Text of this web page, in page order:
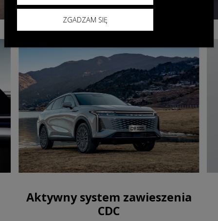
Aktywny system zawieszenia
CDC
ZGADZAM SIĘ